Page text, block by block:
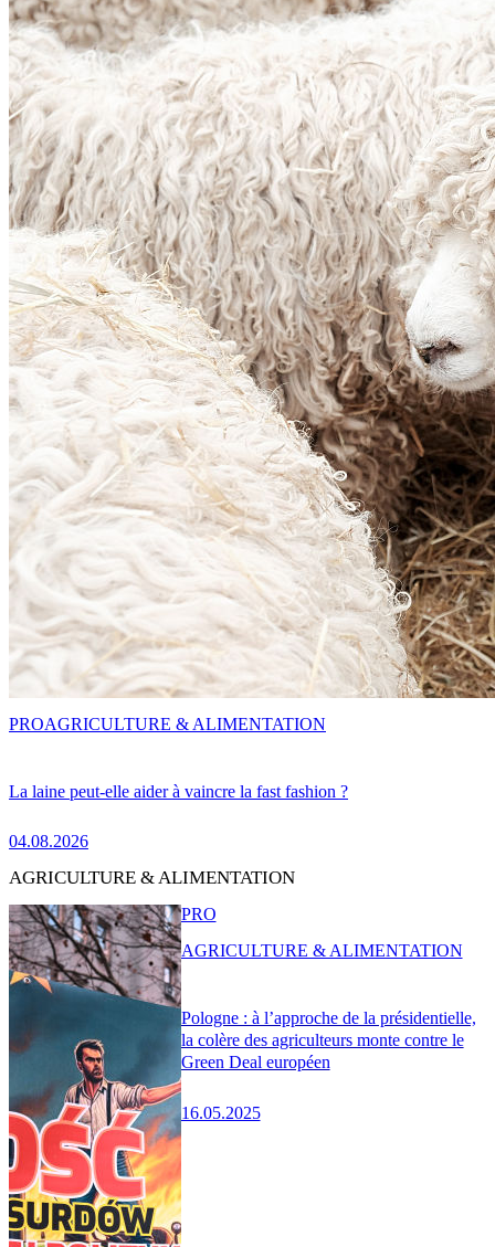
La laine peut-elle aider à vaincre la fast fashion ?
04.08.2026
PROAGRICULTURE & ALIMENTATION
AGRICULTURE & ALIMENTATION
Pologne : à l’approche de la présidentielle,
la colère des agriculteurs monte contre le
Green Deal européen
16.05.2025
PRO
AGRICULTURE & ALIMENTATION